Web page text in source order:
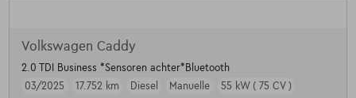
Volkswagen Caddy
2.0 TDI Business *Sensoren achter*Bluetooth
03/2025
17.752 km Diesel Manuelle 55 kW ( 75 CV )